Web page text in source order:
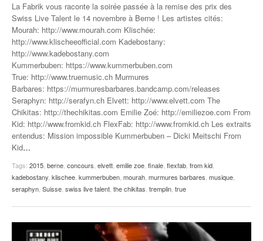
La Fabrik vous raconte la soirée passée à la remise des prix des
Swiss Live Talent le 14 novembre à Berne ! Les artistes cités:
Mourah: http://www.mourah.com Klischée:
http://www.klischeeofficial.com Kadebostany:
http://www.kadebostany.com
Kummerbuben: https://www.kummerbuben.com
True: http://www.truemusic.ch Murmures
Barbares: https://murmuresbarbares.bandcamp.com/releases
Seraphyn: http://serafyn.ch Elvett: http://www.elvett.com The
Chikitas: http://thechikitas.com Emilie Zoé: http://emiliezoe.com From
Kid: http://www.fromkid.ch FlexFab: http://www.fromkid.ch Les extraits
entendus: Mission impossible Kummerbuben – Dicki Meitschi From
Kid…
Tags: 2015, berne, concours, elvett, emilie zoe, finale, flexfab, from kid,
kadebostany, klischee, kummerbuben, mourah, murmures barbares, musique,
seraphyn, Suisse, swiss live talent, the chikitas, tremplin, true